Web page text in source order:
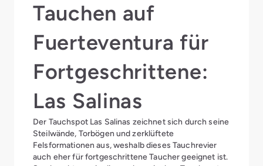
Tauchen auf
Fuerteventura für
Fortgeschrittene:
Las Salinas
Der Tauchspot Las Salinas zeichnet sich durch seine
Steilwände, Torbögen und zerklüftete
Felsformationen aus, weshalb dieses Tauchrevier
auch eher für fortgeschrittene Taucher geeignet ist.